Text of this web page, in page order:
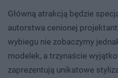
Główną atrakcją będzie
autorstwa cenionej
wybiegu nie zobaczymy
modelek, a trzynaście
zaprezentują unikatowe